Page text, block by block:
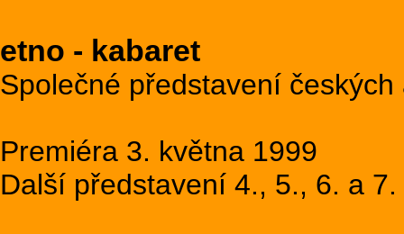
etno - kabaret
Společné představení
Premiéra 3. května 1999
Další představení 4., 5., 6. a